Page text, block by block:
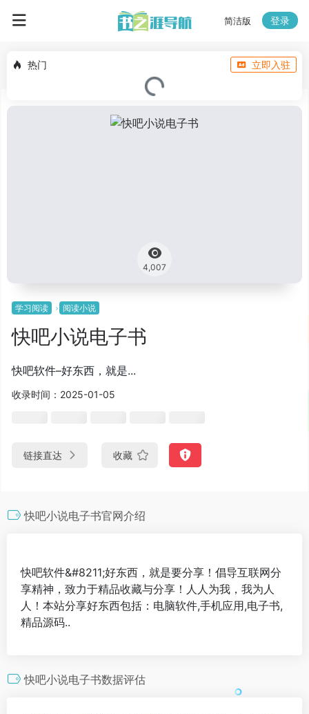
简洁版 登录
热门 立即入驻
4,007
学习阅读 阅读小说
快吧小说电子书
快吧软件–好东西，就是...
收录时间：2025-01-05
链接直达 收藏
快吧小说电子书官网介绍
快吧软件&#8211;好东西，就是要分享！倡导互联网分
享精神，致力于精品收藏与分享！人人为我，我为人
人！本站分享好东西包括：电脑软件,手机应用,电子书,
精品源码..
快吧小说电子书数据评估